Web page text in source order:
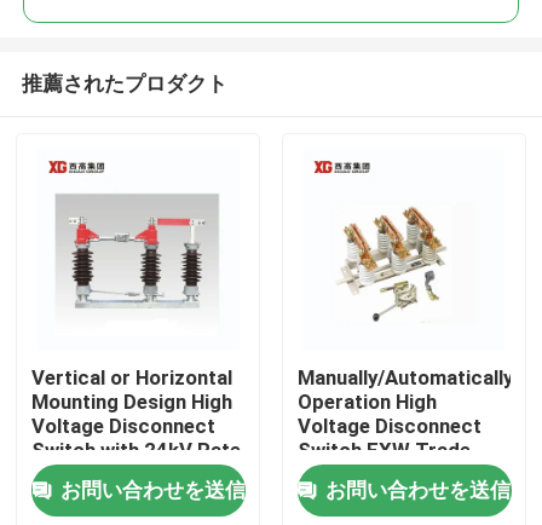
推薦されたプロダクト
Vertical or Horizontal
Mounting Design High
Voltage Disconnect
Switch with 24kV Rate
Voltage
お問い合わせを送信
Manually/Automatically
Operation High
Voltage Disconnect
Switch EXW Trade
Terms Product
お問い合わせを送信